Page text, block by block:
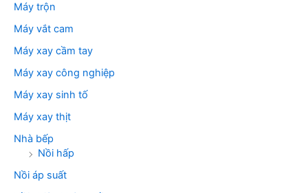
Máy trộn
Máy vắt cam
Máy xay cầm tay
Máy xay công nghiệp
Máy xay sinh tố
Máy xay thịt
Nhà bếp
Nồi hấp
Nồi áp suất